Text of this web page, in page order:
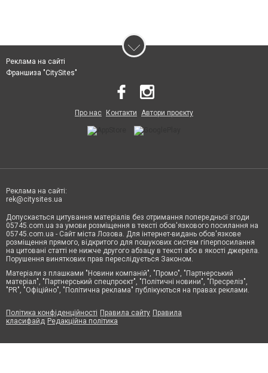
Реклама на сайті
Франшиза "CitySites"
Про нас Контакти Автори проєкту
Реклама на сайті:
rek@citysites.ua
Допускається цитування матеріалів без отримання попередньої згоди
05745.com.ua за умови розміщення в тексті обов'язкового посилання на
05745.com.ua - Сайт міста Лозова. Для інтернет-видань обов'язкове
розміщення прямого, відкритого для пошукових систем гіперпосилання
на цитовані статті не нижче другого абзацу в тексті або в якості джерела.
Порушення виняткових прав переслідується Законом.
Матеріали з плашками "Новини компаній", "Промо", "Партнерський
матеріал", "Партнерський спецпроєкт", "Політичні новини", "Пресреліз",
"PR", "Офіційно", "Політична реклама" публікуються на правах реклами.
Політика конфіденційності Правила сайту Правила
класифайд Редакційна політика